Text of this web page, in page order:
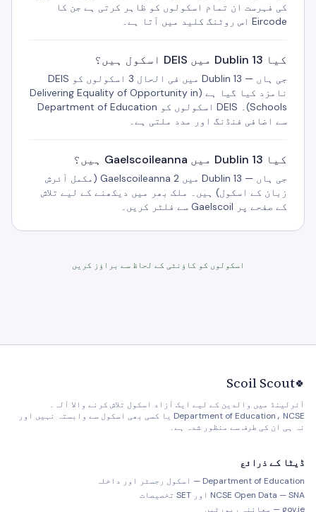
کی فہرست ان تمام اسکولوں کو ظاہر کرتی ہے جن کا
Eircode اس روٹنگ کلید میں آتا ہے۔
کیا Dublin 13 میں DEIS اسکول ہیں؟
جی ہاں — Dublin 13 میں فی الحال 3 اسکولوں کو DEIS
نامزد کیا گیا ہے (Delivering Equality of Opportunity in
Schools)۔ DEIS اسکولوں کو Department of Education
سے اضافی فنڈنگ اور مدد ملتی ہے۔
کیا Dublin 13 میں Gaelscoileanna ہیں؟
جی ہاں — Dublin 13 میں 2 Gaelscoileanna (مکمل آئرش
زبان کے اسکول) ہیں۔ ملک بھر میں دیکھنے کے لیے تلاش
کے صفحے پر Gaelscoil سے فلٹر کریں۔
اسکولوں کو کاؤنٹی کے لحاظ سے براؤز کریں
🍀
Scoil Scout
آئرلینڈ میں والدین کے لیے ایک آزاد اسکول تلاش کرنے والا آلہ۔
Department of Education، NCSE یا کسی بھی اسکول سے وابستہ نہیں اور
نہ ہی ان کی طرف سے منظور شدہ ہے۔
ڈیٹا کے ذرائع
Department of Education — اسکول رجسٹر اور داخلہ
NCSE Open Data — SNA اور SET تخصیصات
gov.ie — معائنہ رپورٹیں